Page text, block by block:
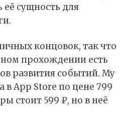
её сущность для
концовок, так что
прохождении есть
развития событий. My
в App Store по цене 799
стоит 599 ₽, но в неё